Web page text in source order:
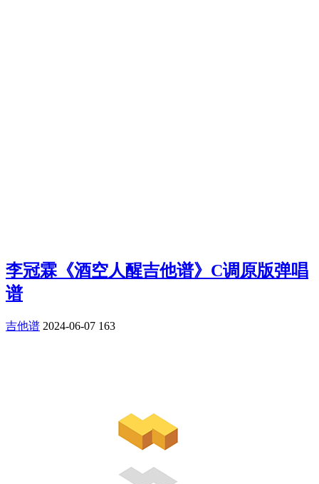
李冠霖《酒空人醒吉他谱》C调原版弹唱
谱
吉他谱 2024-06-07 163